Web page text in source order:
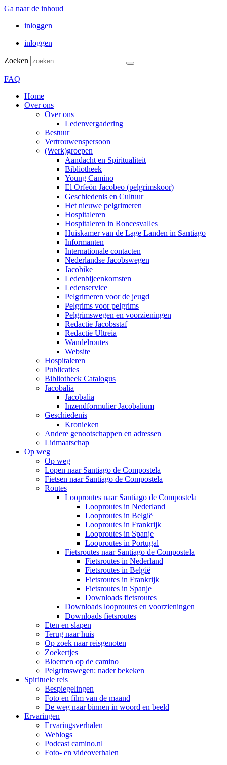
Ga naar de inhoud
inloggen
inloggen
Zoeken
FAQ
Home
Over ons
Over ons
Ledenvergadering
Bestuur
Vertrouwenspersoon
(Werk)groepen
Aandacht en Spiritualiteit
Bibliotheek
Young Camino
El Orfeón Jacobeo (pelgrimskoor)
Geschiedenis en Cultuur
Het nieuwe pelgrimeren
Hospitaleren
Hospitaleren in Roncesvalles
Huiskamer van de Lage Landen in Santiago
Informanten
Internationale contacten
Nederlandse Jacobswegen
Jacobike
Ledenbijeenkomsten
Ledenservice
Pelgrimeren voor de jeugd
Pelgrims voor pelgrims
Pelgrimswegen en voorzieningen
Redactie Jacobsstaf
Redactie Ultreia
Wandelroutes
Website
Hospitaleren
Publicaties
Bibliotheek Catalogus
Jacobalia
Jacobalia
Inzendformulier Jacobalium
Geschiedenis
Kronieken
Andere genootschappen en adressen
Lidmaatschap
Op weg
Op weg
Lopen naar Santiago de Compostela
Fietsen naar Santiago de Compostela
Routes
Looproutes naar Santiago de Compostela
Looproutes in Nederland
Looproutes in België
Looproutes in Frankrijk
Looproutes in Spanje
Looproutes in Portugal
Fietsroutes naar Santiago de Compostela
Fietsroutes in Nederland
Fietsroutes in België
Fietsroutes in Frankrijk
Fietsroutes in Spanje
Downloads fietsroutes
Downloads looproutes en voorzieningen
Downloads fietsroutes
Eten en slapen
Terug naar huis
Op zoek naar reisgenoten
Zoekertjes
Bloemen op de camino
Pelgrimswegen: nader bekeken
Spirituele reis
Bespiegelingen
Foto en film van de maand
De weg naar binnen in woord en beeld
Ervaringen
Ervaringsverhalen
Weblogs
Podcast camino.nl
Foto- en videoverhalen